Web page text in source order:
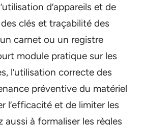
d’appareils et de
clés et traçabilité des
carnet ou un registre
module pratique sur les
l’utilisation correcte des
préventive du matériel
l’efficacité et de limiter les
aussi à formaliser les règles